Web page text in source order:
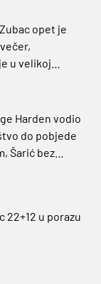
opet je
u velikoj
Harden vodio
do pobjede
Šarić bez
22+12 u porazu